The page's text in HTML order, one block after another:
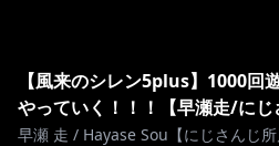
【風来のシレン5plus】1000回
やっていく！！！【早瀬走/にじ
早瀬 走 / Hayase Sou【にじさんじ所